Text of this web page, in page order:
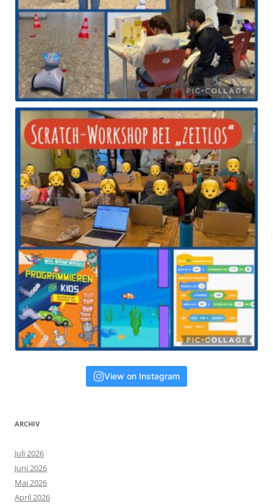
View on Instagram
ARCHIV
Juli 2026
Juni 2026
Mai 2026
April 2026